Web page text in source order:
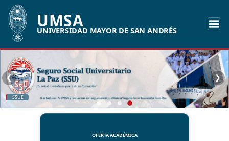
UMSA
UNIVERSIDAD MAYOR DE SAN ANDRÉS
SSUE
❮ ❯
OFERTA ACADÉMICA